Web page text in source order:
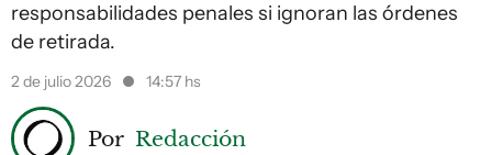
responsabilidades penales si ignoran las órdenes
de retirada.
2 de julio 2026 14:57 hs
Por Redacción